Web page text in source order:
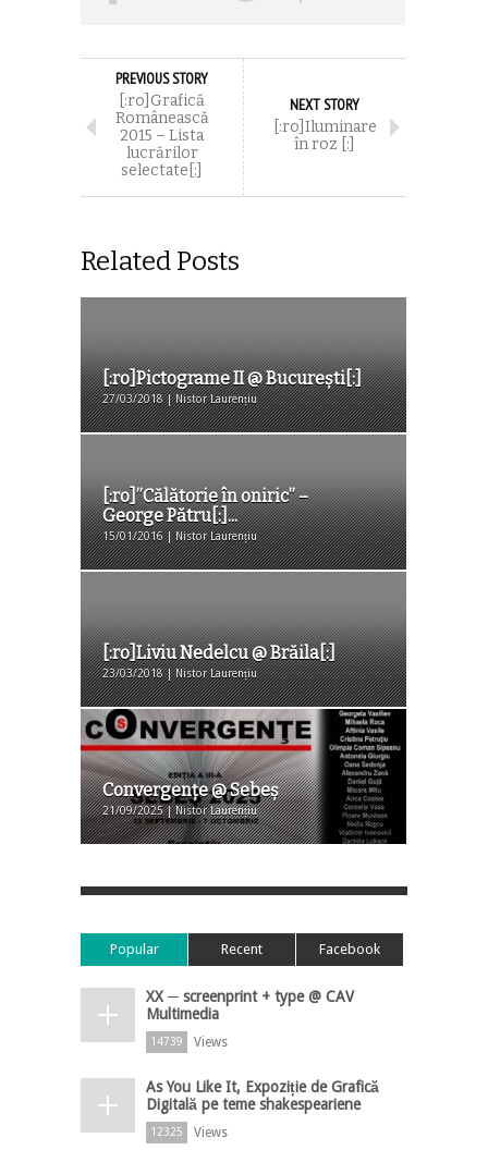
PREVIOUS STORY
[:ro]Grafică
Românească
2015 – Lista
lucrărilor
selectate[:]
NEXT STORY
[:ro]Iluminare
în roz [:]
Related Posts
[:ro]Pictograme II @ București[:]
27/03/2018 | Nistor Laurențiu
[:ro]”Călătorie în oniric” –
George Pătru[:]...
15/01/2016 | Nistor Laurențiu
[:ro]Liviu Nedelcu @ Brăila[:]
23/03/2018 | Nistor Laurențiu
Convergențe @ Sebeş
21/09/2025 | Nistor Laurențiu
Popular Recent Facebook
XX ─ screenprint + type @ CAV
Multimedia
14739 Views
As You Like It, Expoziție de Grafică
Digitală pe teme shakespeariene
12325 Views